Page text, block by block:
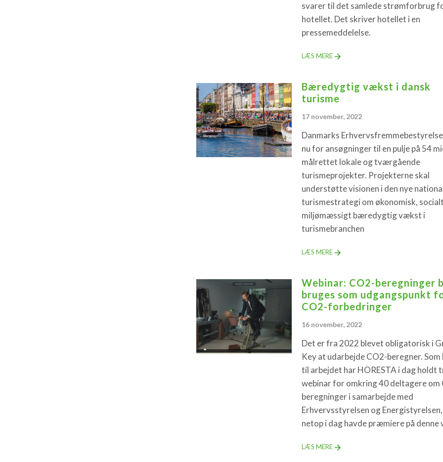
svarer til det samlede strømforbrug
hotellet. Det skriver hotellet i en
pressemeddelelse.
LÆS MERE
Bæredygtig vækst i dansk
turisme
17 november, 2022
Danmarks
nu for ansøgninger til en pulje på 54
målrettet lokale og tværgående
turismeprojekter. Projekterne skal
understøtte visionen i den nye
turismestrategi om økonomisk,
miljømæssigt bæredygtig vækst i
turismebranchen
LÆS MERE
Webinar: CO2-beregninger
bruges som udgangspunkt
CO2-forbedringer
16 november, 2022
Det er fra 2022 blevet obligatorisk i
Key at udarbejde CO2-beregner.
til arbejdet har HORESTA i dag holdt
webinar for omkring 40 deltagere om
beregninger i samarbejde med
Erhvervsstyrelsen og
netop i dag havde præmiere på denne
LÆS MERE